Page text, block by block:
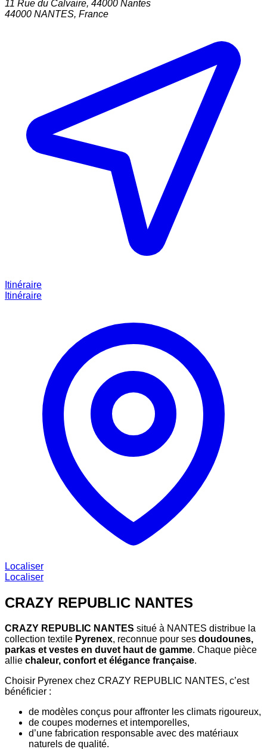
11 Rue du Calvaire, 44000 Nantes
44000 NANTES, France
Itinéraire
Itinéraire
Localiser
Localiser
CRAZY REPUBLIC NANTES
CRAZY REPUBLIC NANTES situé à NANTES distribue la
collection textile Pyrenex, reconnue pour ses doudounes,
parkas et vestes en duvet haut de gamme. Chaque pièce
allie chaleur, confort et élégance française.
Choisir Pyrenex chez CRAZY REPUBLIC NANTES, c’est
bénéficier :
de modèles conçus pour affronter les climats rigoureux,
de coupes modernes et intemporelles,
d’une fabrication responsable avec des matériaux
naturels de qualité.